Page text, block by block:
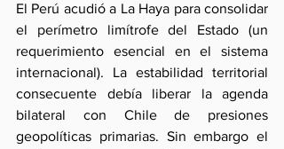
El Perú acudió a La Haya para consolidar
el perímetro limítrofe del Estado (un
requerimiento esencial en el sistema
internacional). La estabilidad territorial
consecuente debía liberar la agenda
bilateral con Chile de presiones
geopolíticas primarias. Sin embargo el